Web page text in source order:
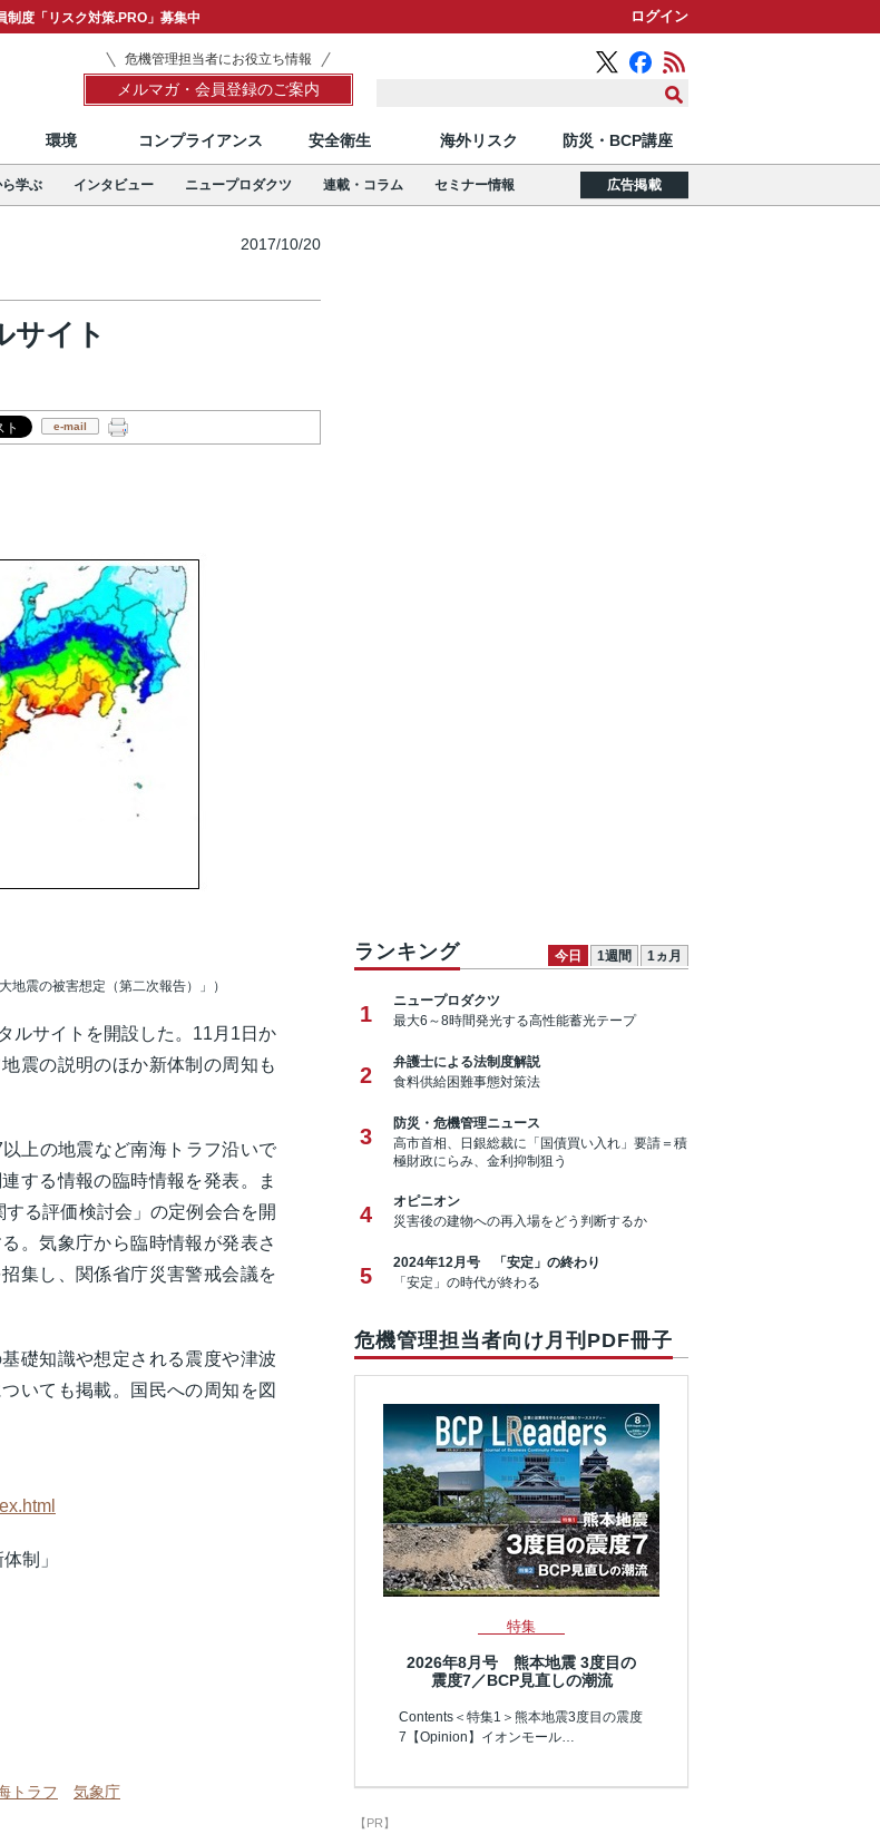
制度「リスク対策.PRO」募集中 ログイン
危機管理担当者にお役立ち情報
メルマガ・会員登録のご案内
環境 コンプライアンス 安全衛生 海外リスク 防災・BCP講座
学ぶ インタビュー ニュープロダクツ 連載・コラム セミナー情報 広告掲載
2017/10/20
サイト
e-mail
震の被害想定（第二次報告）」）
ルサイトを開設した。11月1日か
震の説明のほか新体制の周知も
上の地震など南海トラフ沿いで
する情報の臨時情報を発表。ま
る評価検討会」の定例会合を開
。気象庁から臨時情報が発表さ
集し、関係省庁災害警戒会議を
礎知識や想定される震度や津波
いても掲載。国民への周知を図
制」
トラフ 気象庁
ランキング 今日 1週間 1ヵ月
1
ニュープロダクツ
最大6～8時間発光する高性能蓄光テープ
2
弁護士による法制度解説
食料供給困難事態対策法
3
防災・危機管理ニュース
高市首相、日銀総裁に「国債買い入れ」要請＝積
極財政にらみ、金利抑制狙う
4
オピニオン
災害後の建物への再入場をどう判断するか
5
2024年12月号 「安定」の終わり
「安定」の時代が終わる
危機管理担当者向け月刊PDF冊子
特集
2026年8月号 熊本地震 3度目の
震度7／BCP見直しの潮流
Contents＜特集1＞熊本地震3度目の震度
7【Opinion】イオンモール…
【PR】